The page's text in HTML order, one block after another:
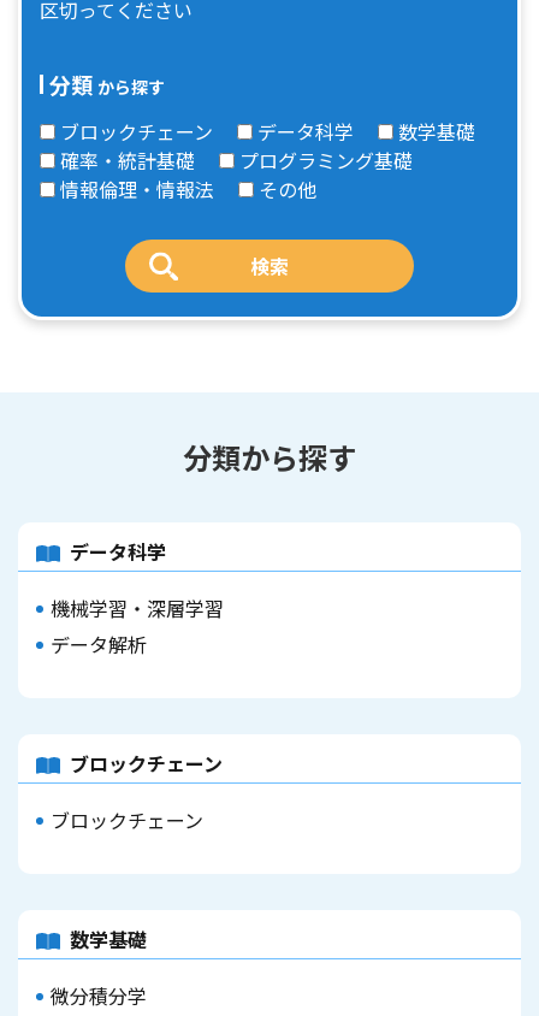
区切ってください
分類 から探す
ブロックチェーン データ科学
数学基礎
確率・統計基礎
プログラミング基礎
情報倫理・情報法
その他
分類から探す
データ科学
機械学習・深層学習
データ解析
ブロックチェーン
ブロックチェーン
数学基礎
微分積分学